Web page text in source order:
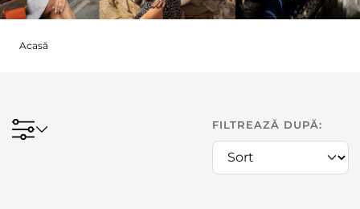
Acasă
FILTREAZĂ DUPĂ: